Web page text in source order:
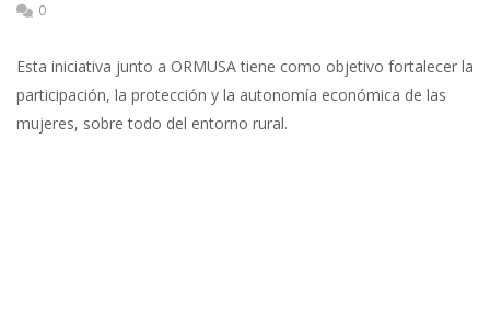
0
Esta iniciativa junto a ORMUSA tiene como objetivo fortalecer la
participación, la protección y la autonomía económica de las
mujeres, sobre todo del entorno rural.